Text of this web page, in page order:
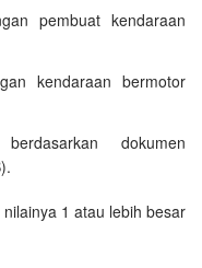
pembuat kendaraan
kendaraan bermotor
dokumen
1 atau lebih besar